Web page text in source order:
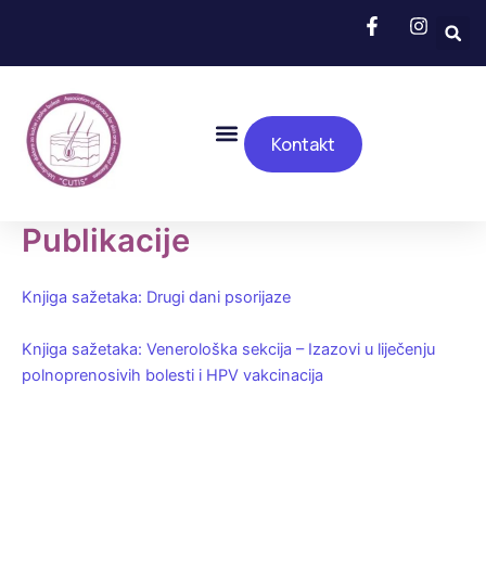
content
Menu
Kontakt
Publikacije
Knjiga sažetaka: Drugi dani psorijaze
Knjiga sažetaka: Venerološka sekcija – Izazovi u liječenju
polnoprenosivih bolesti i HPV vakcinacija